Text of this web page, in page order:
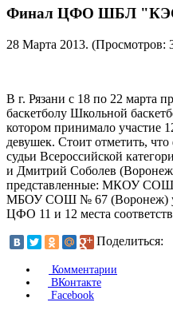
Финал ЦФО ШБЛ
28 Марта 2013. (Просмотров:
В г. Рязани с 18 по 22 марта
баскетболу Школьной
котором принимало участие
девушек. Стоит отметить,
судьи Всероссийской
и Дмитрий Соболев
представленные: МКОУ
МБОУ СОШ № 67 (Воронеж) у
ЦФО 11 и 12 места
Поделиться:
Комментарии
ВКонтакте
Facebook